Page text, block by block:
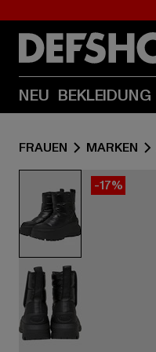
NEU BEKLEIDUNG
FRAUEN MARKEN
-17%